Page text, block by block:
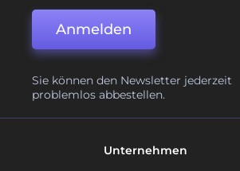
Anmelden
Sie können den Newsletter jederzeit
problemlos abbestellen.
Unternehmen